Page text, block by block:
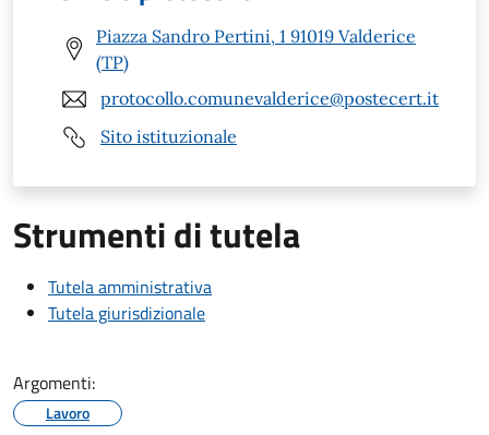
Piazza Sandro Pertini, 1 91019 Valderice
(TP)
protocollo.comunevalderice@postecert.it
Sito istituzionale
Strumenti di tutela
Tutela amministrativa
Tutela giurisdizionale
Argomenti:
Lavoro